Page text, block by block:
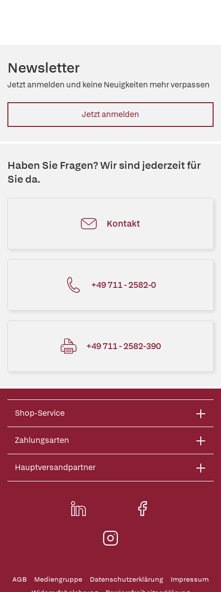
Newsletter
Jetzt anmelden und keine Neuigkeiten mehr verpassen
Jetzt anmelden
Haben Sie Fragen? Wir sind jederzeit für
Sie da.
Kontakt
+49 711 - 2582-0
+49 711 - 2582-390
Shop-Service
Zahlungsarten
Hauptversandpartner
AGB Mediengruppe Datenschutzerklärung
Impressum